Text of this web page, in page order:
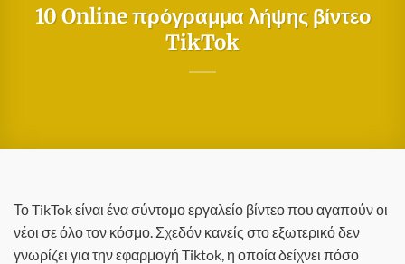
10 Online πρόγραμμα λήψης βίντεο
TikTok
Το TikTok είναι ένα σύντομο εργαλείο βίντεο που αγαπούν οι
νέοι σε όλο τον κόσμο. Σχεδόν κανείς στο εξωτερικό δεν
γνωρίζει για την εφαρμογή Tiktok, η οποία δείχνει πόσο